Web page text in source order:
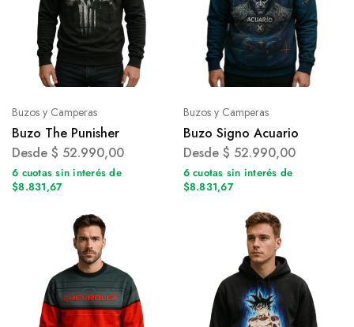
Buzos y Camperas
Buzo The Punisher
Desde $ 52.990,00
6 cuotas sin interés de
$8.831,67
Buzos y Camperas
Buzo Signo Acuario
Desde $ 52.990,00
6 cuotas sin interés de
$8.831,67